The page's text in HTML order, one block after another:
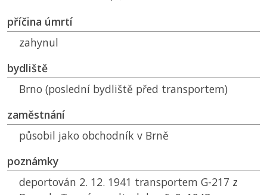
příčina úmrtí
zahynul
bydliště
Brno (poslední bydliště před transportem)
zaměstnání
působil jako obchodník v Brně
poznámky
deportován 2. 12. 1941 transportem G-217 z